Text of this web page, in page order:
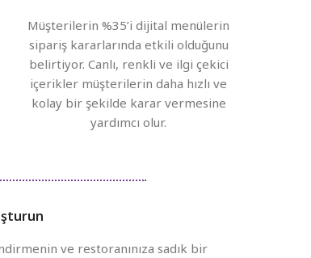
Müşterilerin %35’i dijital menülerin
sipariş kararlarında etkili olduğunu
belirtiyor. Canlı, renkli ve ilgi çekici
içerikler müşterilerin daha hızlı ve
kolay bir şekilde karar vermesine
yardımcı olur.
ve restoranınıza sadık bir